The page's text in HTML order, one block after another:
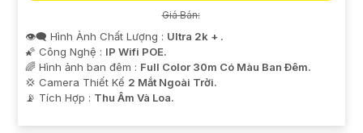
Giá Bán:
👁️‍🗨 Hình Ành Chất Lượng : Ultra 2k + .
🌠 Công Nghệ : IP Wifi POE.
🌈 Hình ảnh ban đêm : Full Color 30m Có Màu Ban Ðêm.
💢 Camera Thiết Kế 2 Mắt Ngoài Trời.
️📡 Tích Hợp : Thu Âm Và Loa.